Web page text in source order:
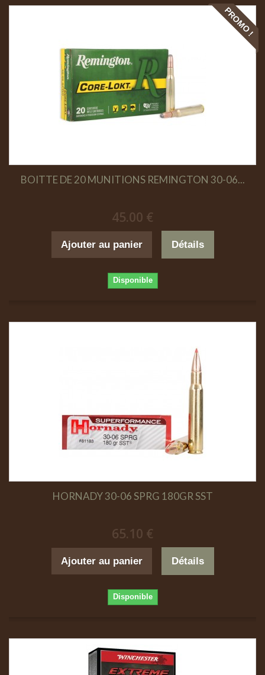
PROMO !
BOITTE DE 20 MUNITIONS REMINGTON 30-06...
45.00 €
Ajouter au panier Détails
Disponible
HORNADY 30-06 SPRG 180GR SST
65.10 €
Ajouter au panier Détails
Disponible